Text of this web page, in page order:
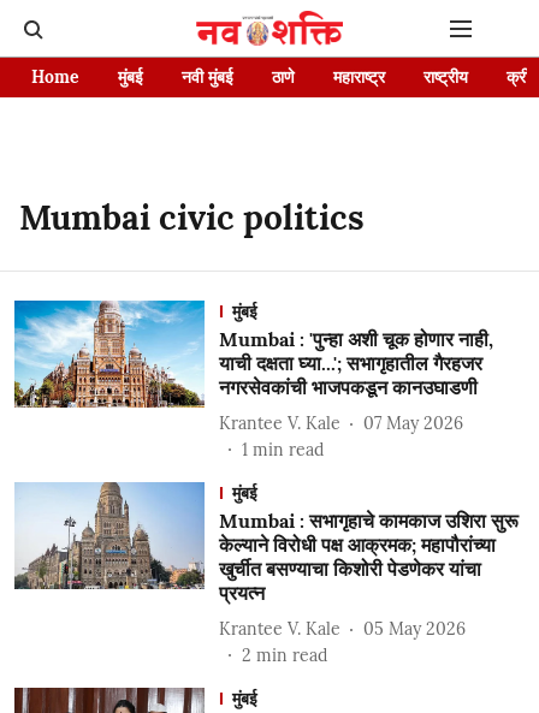
Home मुंबई नवी मुंबई ठाणे महाराष्ट्र राष्ट्रीय
Mumbai civic politics
मुंबई
Mumbai : 'पुन्हा अशी चूक होणार नाही,
याची दक्षता घ्या...'; सभागृहातील गैरहजर
नगरसेवकांची भाजपकडून कानउघाडणी
Krantee V. Kale
07 May 2026
1 min read
मुंबई
Mumbai : सभागृहाचे कामकाज उशिरा सुरू
केल्याने विरोधी पक्ष आक्रमक; महापौरांच्या
खुर्चीत बसण्याचा किशोरी पेडणेकर यांचा
प्रयत्न
Krantee V. Kale
05 May 2026
2 min read
मुंबई